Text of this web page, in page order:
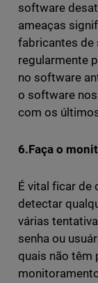
software
ameaças
fabricantes de
regularmente
no software
o software
com os
6.Faça o
É vital ficar de
detectar
várias
senha ou
quais não têm